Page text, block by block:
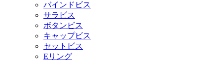
バインドビス
サラビス
ボタンビス
キャップビス
セットビス
Eリング